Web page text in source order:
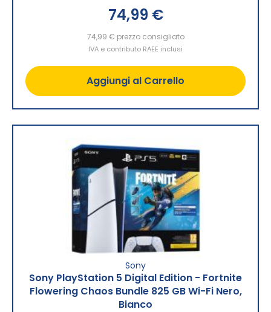
74,99 €
74,99 € prezzo consigliato
IVA e contributo RAEE inclusi
Aggiungi al Carrello
Sony
Sony PlayStation 5 Digital Edition - Fortnite
Flowering Chaos Bundle 825 GB Wi-Fi Nero,
Bianco